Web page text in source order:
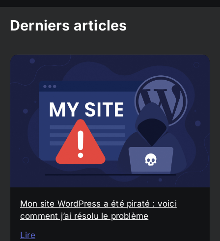
Derniers articles
Mon site WordPress a été piraté : voici
comment j’ai résolu le problème
Lire